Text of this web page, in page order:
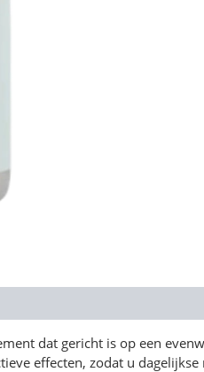
dat gericht is op een
effecten, zodat u